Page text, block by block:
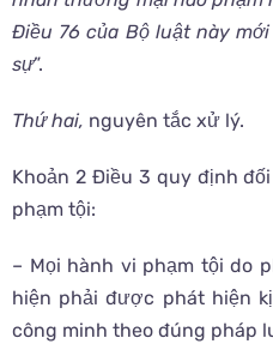
Điều 76 của Bộ luật này
sự”.
Thứ hai, nguyên tắc xử lý.
Khoản 2 Điều 3 quy định
phạm tội:
– Mọi hành vi phạm tội do
hiện phải được phát hiện
công minh theo đúng pháp